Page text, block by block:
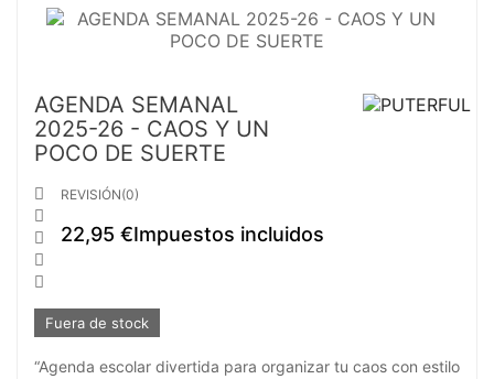
AGENDA SEMANAL
2025-26 - CAOS Y UN
POCO DE SUERTE





REVISIÓN(0)
22,95 €Impuestos incluidos
Fuera de stock
“Agenda escolar divertida para organizar tu caos con estilo